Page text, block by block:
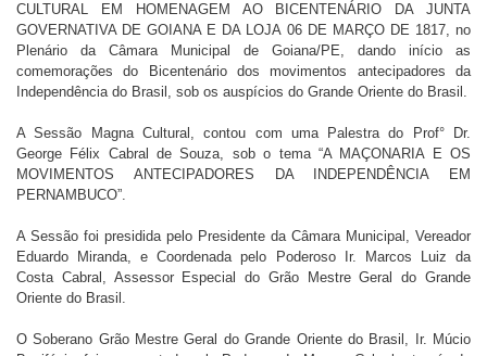
CULTURAL EM HOMENAGEM AO BICENTENÁRIO DA JUNTA
GOVERNATIVA DE GOIANA E DA LOJA 06 DE MARÇO DE 1817, no
Plenário da Câmara Municipal de Goiana/PE, dando início as
comemorações do Bicentenário dos movimentos antecipadores da
Independência do Brasil, sob os auspícios do Grande Oriente do Brasil.
A Sessão Magna Cultural, contou com uma Palestra do Prof° Dr.
George Félix Cabral de Souza, sob o tema “A MAÇONARIA E OS
MOVIMENTOS ANTECIPADORES DA INDEPENDÊNCIA EM
PERNAMBUCO”.
A Sessão foi presidida pelo Presidente da Câmara Municipal, Vereador
Eduardo Miranda, e Coordenada pelo Poderoso Ir. Marcos Luiz da
Costa Cabral, Assessor Especial do Grão Mestre Geral do Grande
Oriente do Brasil.
O Soberano Grão Mestre Geral do Grande Oriente do Brasil, Ir. Múcio